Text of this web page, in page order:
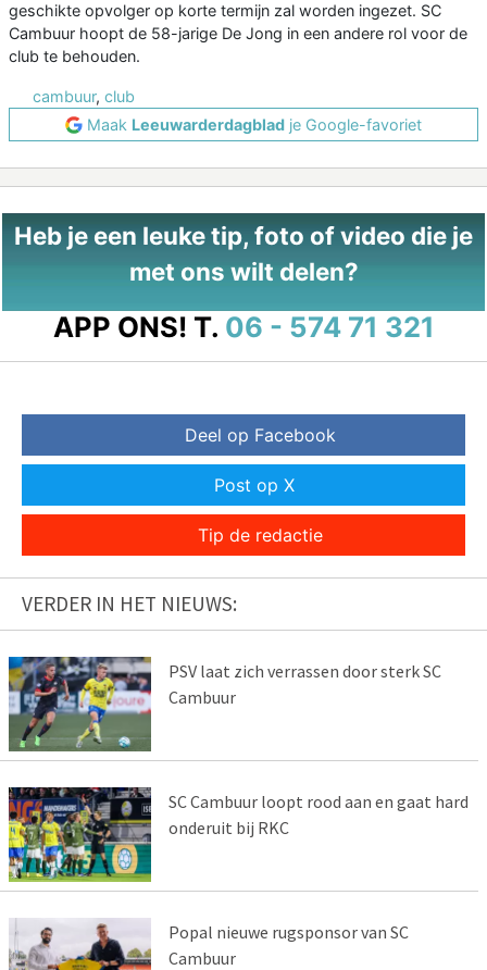
geschikte opvolger op korte termijn zal worden ingezet. SC
Cambuur hoopt de 58-jarige De Jong in een andere rol voor de
club te behouden.
cambuur, club
Maak Leeuwarderdagblad je Google-favoriet
Heb je een leuke tip, foto of video die je
met ons wilt delen?
APP ONS! T. 06 - 574 71 321
Deel op Facebook
Post op X
Tip de redactie
VERDER IN HET NIEUWS:
PSV laat zich verrassen door sterk SC
Cambuur
SC Cambuur loopt rood aan en gaat hard
onderuit bij RKC
Popal nieuwe rugsponsor van SC
Cambuur